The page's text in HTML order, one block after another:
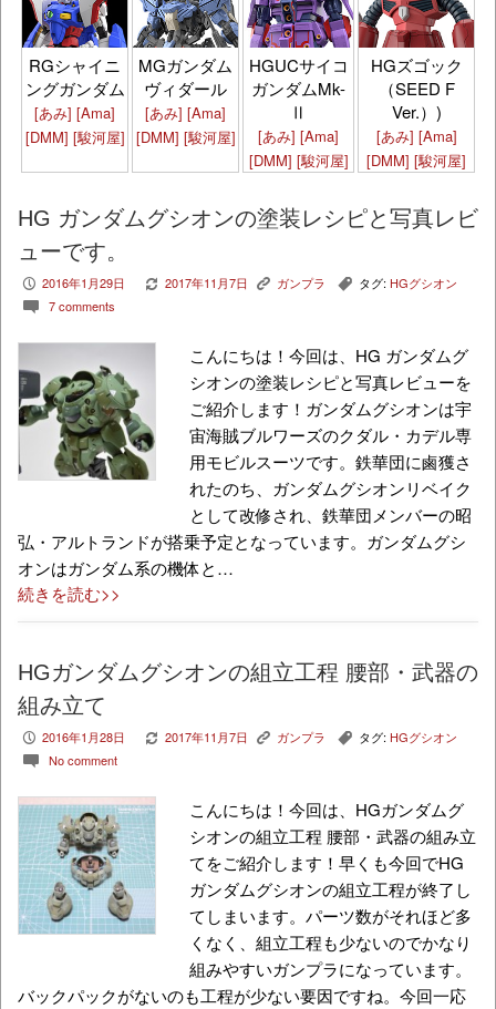
RGシャイニ
ングガンダム
[あみ] [Ama]
[DMM] [駿河屋]
MGガンダム
ヴィダール
[あみ] [Ama]
[DMM] [駿河屋]
HGUCサイコ
ガンダムMk-
Ⅱ
[あみ] [Ama]
[DMM] [駿河屋]
HGズゴック
（SEED F
Ver.）)
[あみ] [Ama]
[DMM] [駿河屋]
HG ガンダムグシオンの塗装レシピと写真レビ
ューです。
P 2016年1月29日 V 2017年11月7日 K ガンプラ , タグ: HGグシオン
c 7 comments
こんにちは！今回は、HG ガンダムグ
シオンの塗装レシピと写真レビューを
ご紹介します！ガンダムグシオンは宇
宙海賊ブルワーズのクダル・カデル専
用モビルスーツです。鉄華団に鹵獲さ
れたのち、ガンダムグシオンリベイク
として改修され、鉄華団メンバーの昭
弘・アルトランドが搭乗予定となっています。ガンダムグシ
オンはガンダム系の機体と…
続きを読む>>
HGガンダムグシオンの組立工程 腰部・武器の
組み立て
P 2016年1月28日 V 2017年11月7日 K ガンプラ , タグ: HGグシオン
c No comment
こんにちは！今回は、HGガンダムグ
シオンの組立工程 腰部・武器の組み立
てをご紹介します！早くも今回でHG
ガンダムグシオンの組立工程が終了し
てしまいます。パーツ数がそれほど多
くなく、組立工程も少ないのでかなり
組みやすいガンプラになっています。
バックパックがないのも工程が少ない要因ですね。今回一応